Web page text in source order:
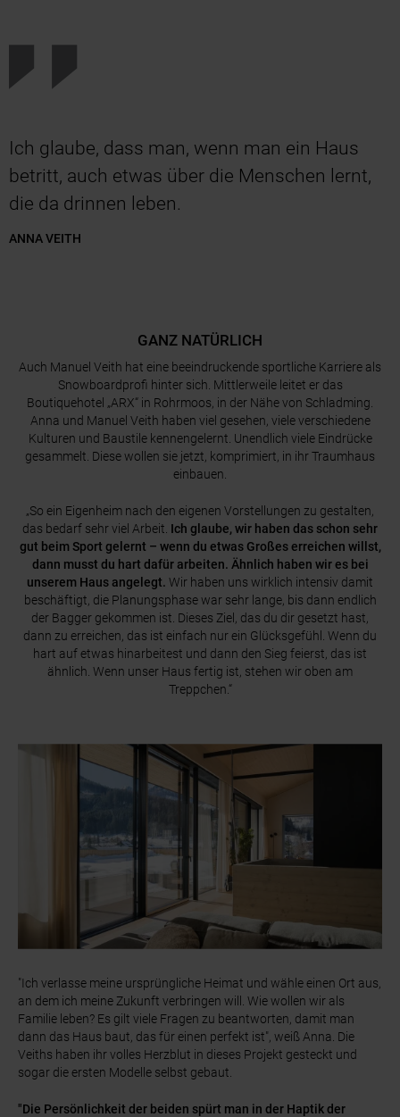
Ich glaube, dass man, wenn man ein Haus
betritt, auch etwas über die Menschen lernt,
die da drinnen leben.
ANNA VEITH
GANZ NATÜRLICH
Auch Manuel Veith hat eine beeindruckende sportliche Karriere als
Snowboardprofi hinter sich. Mittlerweile leitet er das
Boutiquehotel „ARX“ in Rohrmoos, in der Nähe von Schladming.
Anna und Manuel Veith haben viel gesehen, viele verschiedene
Kulturen und Baustile kennengelernt. Unendlich viele Eindrücke
gesammelt. Diese wollen sie jetzt, komprimiert, in ihr Traumhaus
einbauen.
„So ein Eigenheim nach den eigenen Vorstellungen zu gestalten,
das bedarf sehr viel Arbeit. Ich glaube, wir haben das schon sehr
gut beim Sport gelernt – wenn du etwas Großes erreichen willst,
dann musst du hart dafür arbeiten. Ähnlich haben wir es bei
unserem Haus angelegt. Wir haben uns wirklich intensiv damit
beschäftigt, die Planungsphase war sehr lange, bis dann endlich
der Bagger gekommen ist. Dieses Ziel, das du dir gesetzt hast,
dann zu erreichen, das ist einfach nur ein Glücksgefühl. Wenn du
hart auf etwas hinarbeitest und dann den Sieg feierst, das ist
ähnlich. Wenn unser Haus fertig ist, stehen wir oben am
Treppchen.“
"Ich verlasse meine ursprüngliche Heimat und wähle einen Ort aus,
an dem ich meine Zukunft verbringen will. Wie wollen wir als
Familie leben? Es gilt viele Fragen zu beantworten, damit man
dann das Haus baut, das für einen perfekt ist", weiß Anna. Die
Veiths haben ihr volles Herzblut in dieses Projekt gesteckt und
sogar die ersten Modelle selbst gebaut.
"Die Persönlichkeit der beiden spürt man in der Haptik der